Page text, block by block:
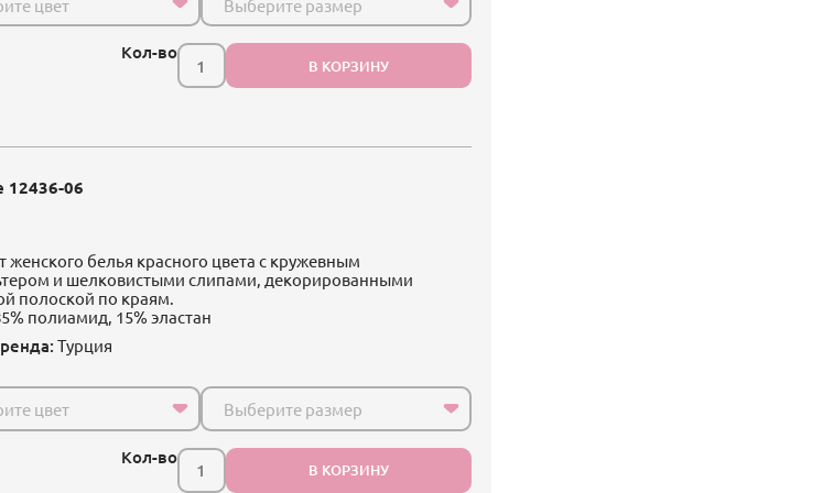
цвет Выберите размер
Кол-во
В КОРЗИНУ
12436-06
женского белья красного цвета с кружевным
и шелковистыми слипами, декорированными
полоской по краям.
полиамид, 15% эластан
Турция
цвет Выберите размер
Кол-во
В КОРЗИНУ